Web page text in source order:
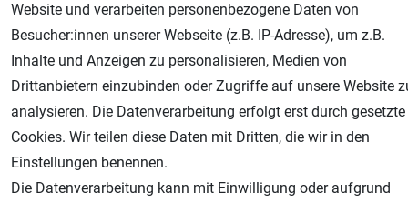
AGB Widerrufsrecht Datenschutz Impressum
Unsere weiteren Shops:
Airbrush-City
Fachhandel für: Airbrushpistolen, Kompressoren, Airbrushfarben
Website und verarbeiten personenbezogene Daten von
Besucher:innen unserer Webseite (z.B. IP-Adresse), um z.B.
Inhalte und Anzeigen zu personalisieren, Medien von
Drittanbietern einzubinden oder Zugriffe auf unsere Website
analysieren. Die Datenverarbeitung erfolgt erst durch gesetzte
Cookies. Wir teilen diese Daten mit Dritten, die wir in den
Einstellungen benennen.
Die Datenverarbeitung kann mit Einwilligung oder aufgrund